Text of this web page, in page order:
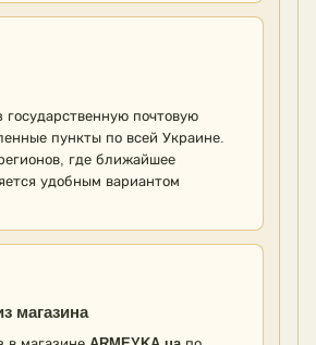
государственную почтовую
пункты по всей Украине.
где ближайшее
удобным вариантом
магазина